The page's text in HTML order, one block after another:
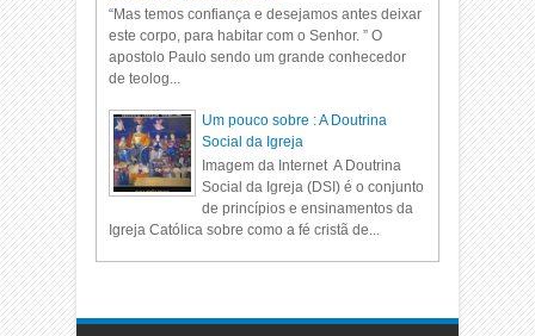
“Mas temos confiança e desejamos antes deixar
este corpo, para habitar com o Senhor. ” O
apostolo Paulo sendo um grande conhecedor
de teolog...
Um pouco sobre : A Doutrina
Social da Igreja
Imagem da Internet A Doutrina
Social da Igreja (DSI) é o conjunto
de princípios e ensinamentos da
Igreja Católica sobre como a fé cristã de...